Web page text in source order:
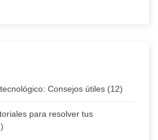
Consejos útiles (12)
para resolver tus